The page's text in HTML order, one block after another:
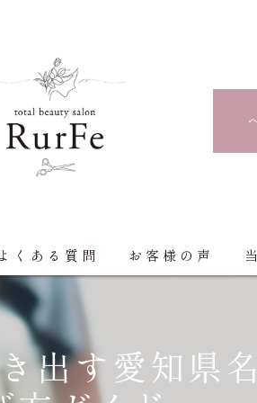
よくある質問 お客様の声
出す愛知県